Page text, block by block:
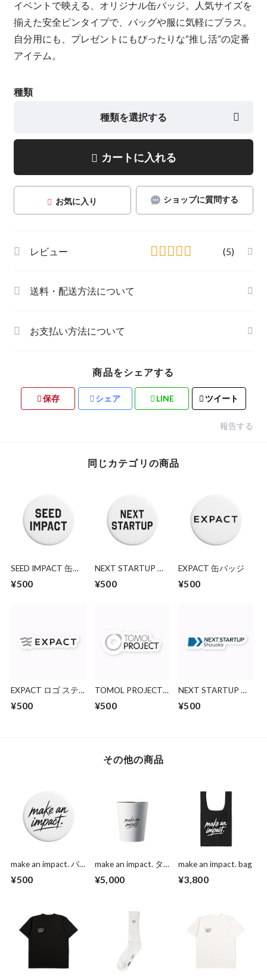
イベントで映える、オリジナル缶バッジ。人気サイズを
揃えた安全ピンタイプで、バッグや服に気軽にプラス。
自分用にも、プレゼントにもぴったりな“推し活”の定番
アイテム。
種類
種類を選択する
カートに入れる
お気に入り ショップに質問する
レビュー (5)
送料・配送方法について
お支払い方法について
商品をシェアする
保存 シェア LINE ツイート
報告する
同じカテゴリの商品
SEED IMPACT 缶バ
¥500
NEXT STARTUP 缶
¥500
EXPACT 缶バッジ
¥500
EXPACT ロゴ ステ
¥500
TOMOL PROJECT
¥500
NEXT STARTUP ロ
¥500
その他の商品
make an impact. バ
ッジ
¥500
make an impact. タ
ンブラー
¥5,000
make an impact. bag
¥3,800